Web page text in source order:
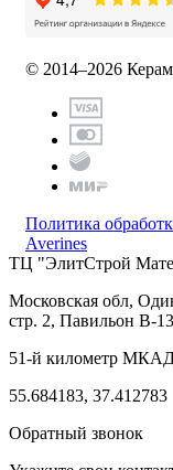
© 2014–2026
Политика
Averines
ТЦ "ЭлитСтрой
Московская обл,
стр. 2, Павильон В-13
51-й километр
55.684183, 37.412783
Обратный звонок